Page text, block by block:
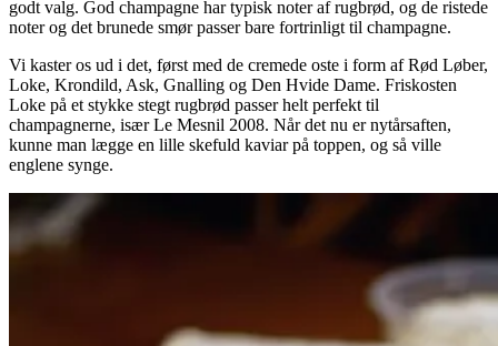
godt valg. God champagne har typisk noter af rugbrød, og de ristede
noter og det brunede smør passer bare fortrinligt til champagne.
Vi kaster os ud i det, først med de cremede oste i form af Rød Løber,
Loke, Krondild, Ask, Gnalling og Den Hvide Dame. Friskosten
Loke på et stykke stegt rugbrød passer helt perfekt til
champagnerne, især Le Mesnil 2008. Når det nu er nytårsaften,
kunne man lægge en lille skefuld kaviar på toppen, og så ville
englene synge.